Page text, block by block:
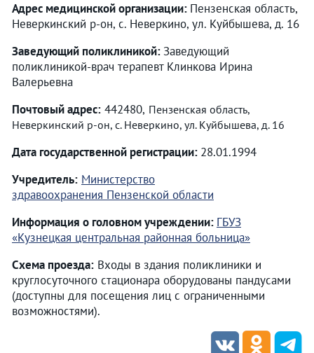
Адрес медицинской организации: Пензенская область,
Неверкинский р-он, с. Неверкино, ул. Куйбышева, д. 16
Заведующий поликлиникой: Заведующий
поликлиникой-врач терапевт Клинкова Ирина
Валерьевна
Почтовый адрес: 442480, Пензенская область,
Неверкинский р-он, с. Неверкино, ул. Куйбышева, д. 16
Дата государственной регистрации: 28.01.1994
Учредитель: Министерство
здравоохранения Пензенской области
Информация о головном учреждении: ГБУЗ
«Кузнецкая центральная районная больница»
Схема проезда: Входы в здания поликлиники и
круглосуточного стационара оборудованы пандусами
(доступны для посещения лиц с ограниченными
возможностями).